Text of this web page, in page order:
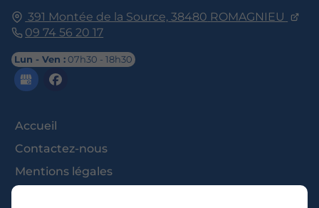
391 Montée de la Source, 38480 ROMAGNIEU
09 74 56 20 17
Lun - Ven : 07h30 - 18h30
Accueil
Contactez-nous
Mentions légales